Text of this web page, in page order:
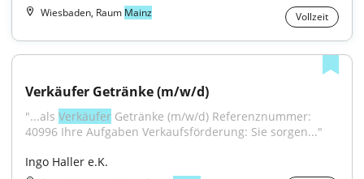
Wiesbaden, Raum Mainz Vollzeit
Verkäufer Getränke (m/w/d)
"...als Verkäufer Getränke (m/w/d) Referenznummer:
40996 Ihre Aufgaben Verkaufsförderung: Sie sorgen..."
Ingo Haller e.K.